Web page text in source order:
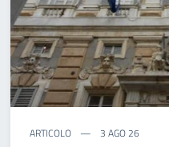
ARTICOLO 3 AGO 26